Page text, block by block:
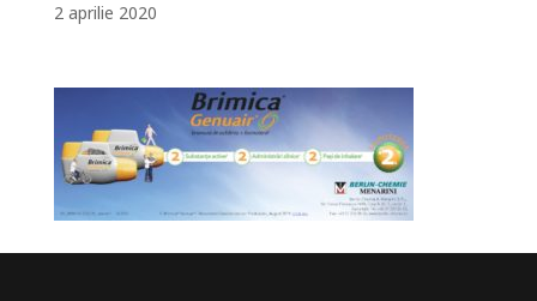
2 aprilie 2020